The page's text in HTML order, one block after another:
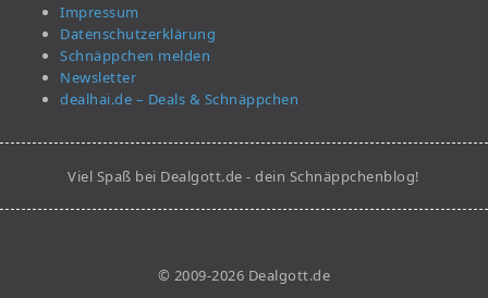
Impressum
Datenschutzerklärung
Schnäppchen melden
Newsletter
dealhai.de – Deals & Schnäppchen
Viel Spaß bei Dealgott.de - dein Schnäppchenblog!
© 2009-2026 Dealgott.de